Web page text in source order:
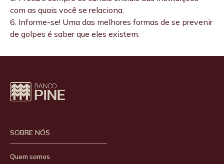
com as quais você se relaciona.
6. Informe-se! Uma das melhores formas de se prevenir
de golpes é saber que eles existem.
SOBRE NÓS
Quem somos